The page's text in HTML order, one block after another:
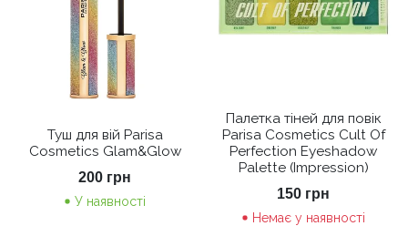
Туш для вій Parisa
Cosmetics Glam&Glow
200 грн
У наявності
Палетка тіней для повік
Parisa Cosmetics Cult Of
Perfection Eyeshadow
Palette (Impression)
150 грн
Немає у наявності